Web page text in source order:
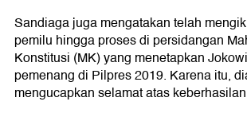
Sandiaga juga mengatakan telah
pemilu hingga proses di persidangan
Konstitusi (MK) yang menetapkan
pemenang di Pilpres 2019. Karena itu,
mengucapkan selamat atas